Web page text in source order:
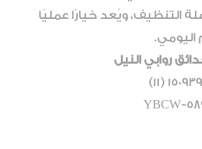
التنظيف، ويُعد خيارًا عمليًا
اليومي.
روابي النيل